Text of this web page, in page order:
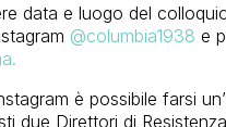
data e luogo del
@columbia1938 e
è possibile farsi
due Direttori di